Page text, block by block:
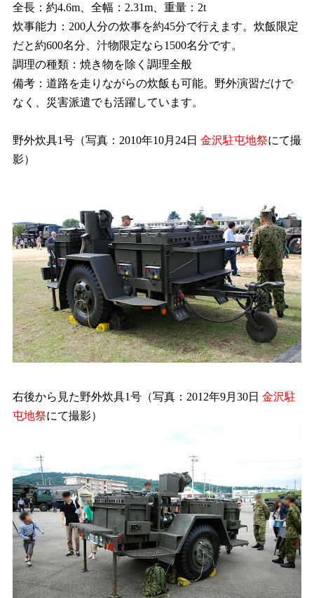
全長：約4.6m、全幅：2.31m、重量：2t
炊事能力：200人分の炊事を約45分で行えます。炊飯限定
だと約600名分、汁物限定なら1500名分です。
調理の種類：焼き物を除く調理全般
備考：道路を走りながらの炊飯も可能。野外演習だけで
なく、災害派遣でも活躍しています。
野外炊具1号（写真：2010年10月24日 金沢駐屯地祭にて撮
影）
右後から見た野外炊具1号（写真：2012年9月30日 金沢駐
屯地祭にて撮影）